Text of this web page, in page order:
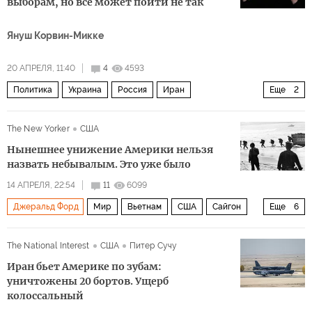
Януш Корвин-Микке
20 АПРЕЛЯ, 11:40 4 4593
Еще 2
Политика Украина Россия Иран
The New Yorker
США
Нынешнее унижение Америки нельзя
назвать небывалым. Это уже было
14 АПРЕЛЯ, 22:54 11 6099
Еще 6
Джеральд Форд Мир Вьетнам США Сайгон
Военная операция США и Израиля против Ирана B-52
The National Interest США Питер Сучу
Иран бьет Америке по зубам:
уничтожены 20 бортов. Ущерб
колоссальный